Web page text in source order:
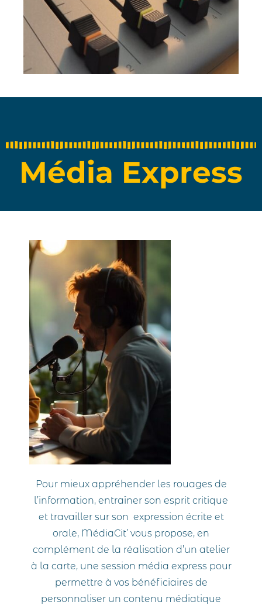
Média Express
Pour mieux appréhender les rouages de
l’information, entraîner son esprit critique
et travailler sur son expression écrite et
orale, MédiaCit’ vous propose, en
complément de la réalisation d’un atelier
à la carte, une session média express pour
permettre à vos bénéficiaires de
personnaliser un contenu médiatique